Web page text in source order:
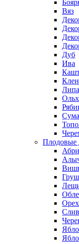
Вяз
Дуб
Ива
Клен
Липа
Плодовые
Орех